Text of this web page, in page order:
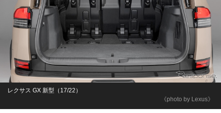
《photo by Lexus》
レクサス GX 新型（17/22）